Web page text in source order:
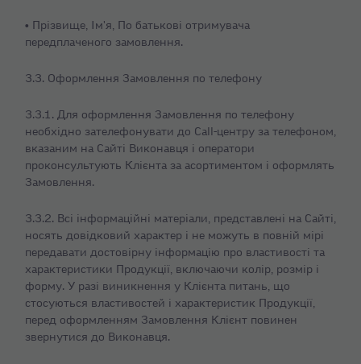
• Прізвище, Ім'я, По батькові отримувача
передплаченого замовлення.
3.3. Оформлення Замовлення по телефону
3.3.1. Для оформлення Замовлення по телефону
необхідно зателефонувати до Call-центру за телефоном,
вказаним на Сайті Виконавця і оператори
проконсультують Клієнта за асортиментом і оформлять
Замовлення.
3.3.2. Всі інформаційні матеріали, представлені на Сайті,
носять довідковий характер і не можуть в повній мірі
передавати достовірну інформацію про властивості та
характеристики Продукції, включаючи колір, розмір і
форму. У разі виникнення у Клієнта питань, що
стосуються властивостей і характеристик Продукції,
перед оформленням Замовлення Клієнт повинен
звернутися до Виконавця.